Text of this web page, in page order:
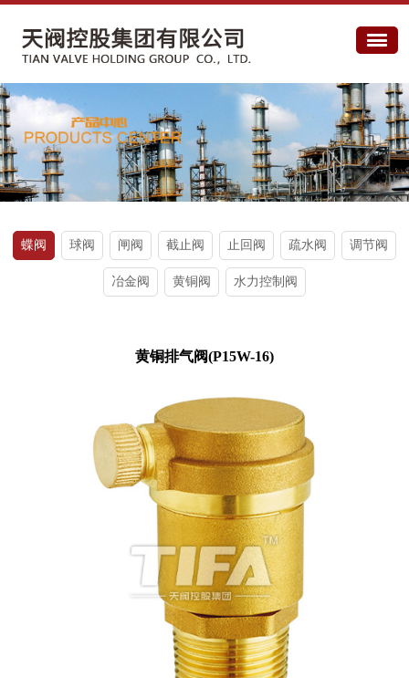
蝶阀 球阀 闸阀 截止阀 止回阀 疏水阀 调节阀
冶金阀 黄铜阀 水力控制阀
黄铜排气阀(P15W-16)